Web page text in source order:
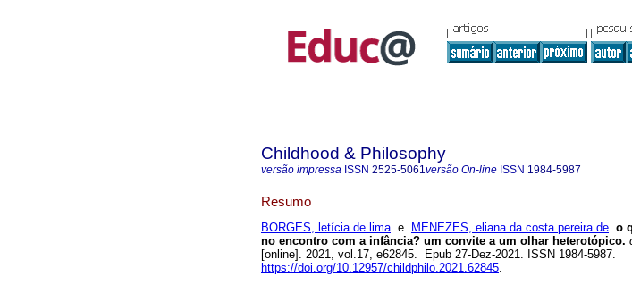
Childhood & Philosophy
versão impressa ISSN 2525-5061versão On-line ISSN 1984-5987
Resumo
BORGES, letícia de limae MENEZES, eliana da costa pereira de. o
no encontro com a infância? um convite a um olhar heterotópico.
[online]. 2021, vol.17, e62845. Epub 27-Dez-2021. ISSN 1984-5987.
https://doi.org/10.12957/childphilo.2021.62845.